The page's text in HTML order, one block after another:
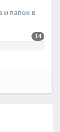
и папок в
14